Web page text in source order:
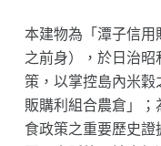
本建物為「潭子信
之前身），於日治
策，以掌控島內米
販購利組合農倉」
食政策之重要歷史